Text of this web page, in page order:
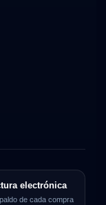
electrónica
de cada compra